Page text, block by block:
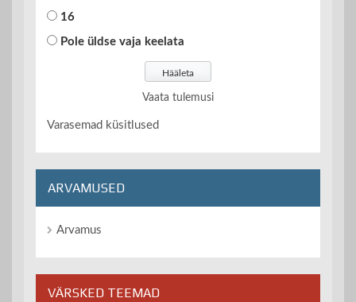
16
Pole üldse vaja keelata
Vaata tulemusi
Varasemad küsitlused
ARVAMUSED
Arvamus
VÄRSKED TEEMAD